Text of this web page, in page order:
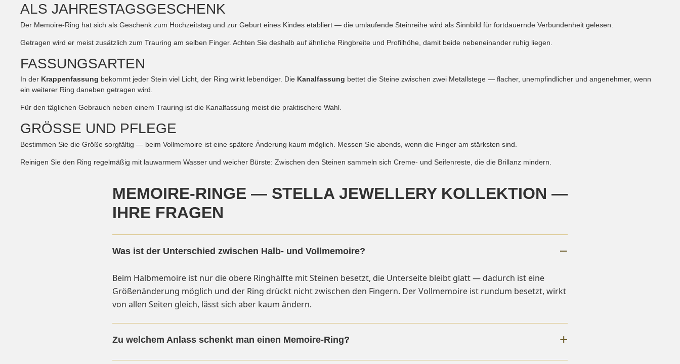
ALS JAHRESTAGSGESCHENK
Der Memoire-Ring hat sich als Geschenk zum Hochzeitstag und zur Geburt eines Kindes etabliert — die umlaufende Steinreihe wird als Sinnbild für fortdauernde Verbundenheit gelesen.
Getragen wird er meist zusätzlich zum Trauring am selben Finger. Achten Sie deshalb auf ähnliche Ringbreite und Profilhöhe, damit beide nebeneinander ruhig liegen.
FASSUNGSARTEN
In der Krappenfassung bekommt jeder Stein viel Licht, der Ring wirkt lebendiger. Die Kanalfassung bettet die Steine zwischen zwei Metallstege — flacher, unempfindlicher und angenehmer, wenn
ein weiterer Ring daneben getragen wird.
Für den täglichen Gebrauch neben einem Trauring ist die Kanalfassung meist die praktischere Wahl.
GRÖSSE UND PFLEGE
Bestimmen Sie die Größe sorgfältig — beim Vollmemoire ist eine spätere Änderung kaum möglich. Messen Sie abends, wenn die Finger am stärksten sind.
Reinigen Sie den Ring regelmäßig mit lauwarmem Wasser und weicher Bürste: Zwischen den Steinen sammeln sich Creme- und Seifenreste, die die Brillanz mindern.
MEMOIRE-RINGE — STELLA JEWELLERY KOLLEKTION —
IHRE FRAGEN
Was ist der Unterschied zwischen Halb- und Vollmemoire?
Beim Halbmemoire ist nur die obere Ringhälfte mit Steinen besetzt, die Unterseite bleibt glatt — dadurch ist eine
Größenänderung möglich und der Ring drückt nicht zwischen den Fingern. Der Vollmemoire ist rundum besetzt, wirkt
von allen Seiten gleich, lässt sich aber kaum ändern.
Zu welchem Anlass schenkt man einen Memoire-Ring?